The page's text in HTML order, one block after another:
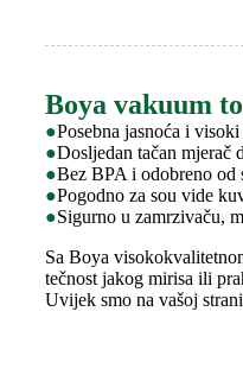
Boya vakuum
●Posebna jasnoća i visoki
●Dosljedan tačan mjerač
●Bez BPA i odobreno od
●Pogodno za sou vide
●Sigurno u zamrzivaču,
Sa Boya
tečnost jakog mirisa ili
Uvijek smo na vašoj